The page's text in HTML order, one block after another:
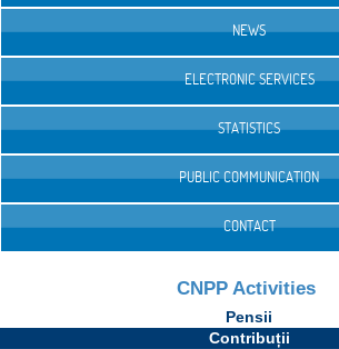
NEWS
ELECTRONIC SERVICES
STATISTICS
PUBLIC COMMUNICATION
CONTACT
CNPP Activities
Pensii
Contribuții